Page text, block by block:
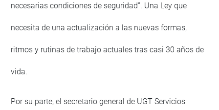
necesarias condiciones de seguridad”. Una Ley que
necesita de una actualización a las nuevas formas,
ritmos y rutinas de trabajo actuales tras casi 30 años de
vida.
Por su parte, el secretario general de UGT Servicios